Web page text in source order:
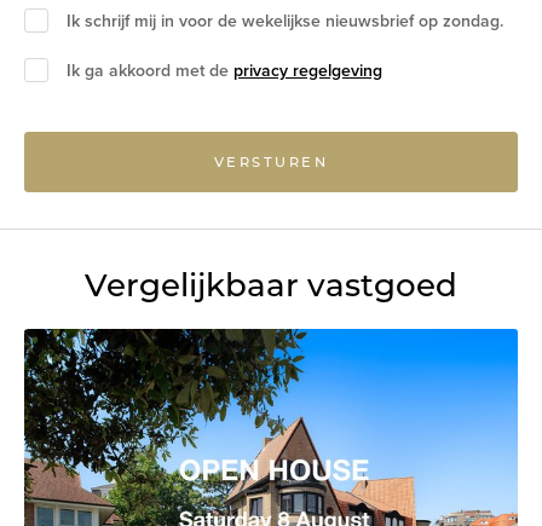
Ik schrijf mij in voor de wekelijkse nieuwsbrief op zondag.
Ik ga akkoord met de privacy regelgeving
VERSTUREN
Vergelijkbaar vastgoed